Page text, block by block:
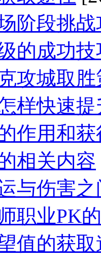
阶段挑战
的成功技
攻城取
样快速
作用和
相关内容
与伤害
职业PK
值的获取